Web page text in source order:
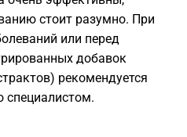
стоит разумно. При
или перед
добавок
рекомендуется
специалистом.